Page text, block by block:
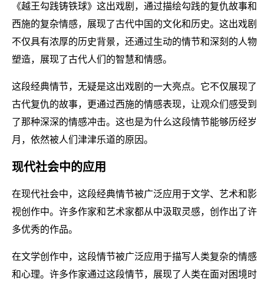
《越王勾践铸铁球》这出戏剧，通过描绘勾践的复仇故事和
西施的复杂情感，展现了古代中国的文化和历史。这出戏剧
不仅具有浓厚的历史背景，还通过生动的情节和深刻的人物
塑造，展现了古代人们的智慧和情感。
这段经典情节，无疑是这出戏剧的一大亮点。它不仅展现了
古代复仇的故事，更通过西施的情感表现，让观众们感受到
了那种深深的情感冲击。这也是为什么这段情节能够历经岁
月，依然被人们津津乐道的原因。
现代社会中的应用
在现代社会中，这段经典情节被广泛应用于文学、艺术和影
视创作中。许多作家和艺术家都从中汲取灵感，创作出了许
多优秀的作品。
在文学创作中，这段情节被广泛应用于描写人类复杂的情感
和心理。许多作家通过这段情节，展现了人类在面对困境时